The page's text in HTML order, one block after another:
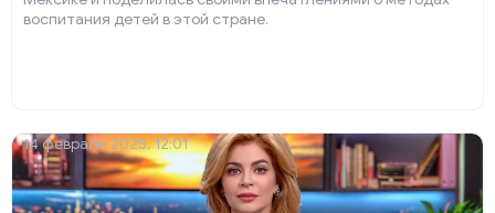
воспитания детей в этой стране.
14 февраля 2025, 12:01